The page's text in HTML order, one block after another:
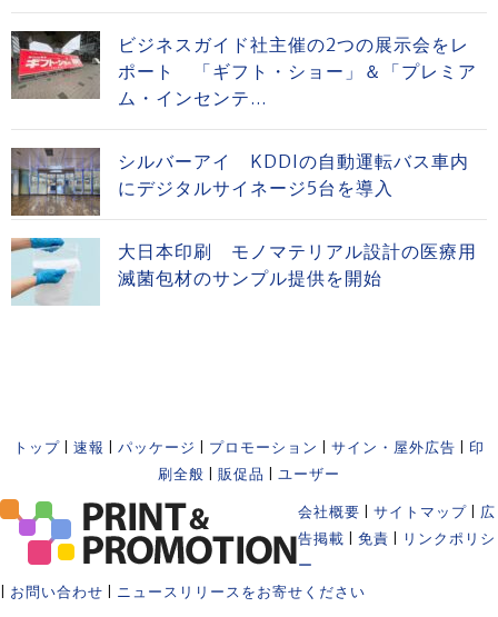
ビジネスガイド社主催の2つの展示会をレ
ポート 「ギフト・ショー」＆「プレミア
ム・インセンテ...
シルバーアイ KDDIの自動運転バス車内
にデジタルサイネージ5台を導入
大日本印刷 モノマテリアル設計の医療用
滅菌包材のサンプル提供を開始
トップ 速報 パッケージ プロモーション サイン・屋外広告
印
刷全般
販促品 ユーザー
会社概要 サイトマップ
広
告掲載
免責
リンクポリシ
ー
お問い合わせ ニュースリリースをお寄せください